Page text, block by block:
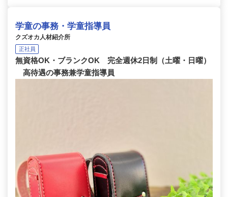
学童の事務・学童指導員
クズオカ人材紹介所
正社員
無資格OK・ブランクOK 完全週休2日制（土曜・日曜）
高待遇の事務兼学童指導員